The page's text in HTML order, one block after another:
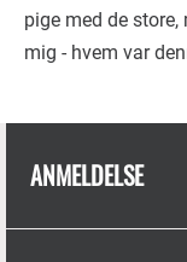
pige med de
mig - hvem var
ANMELDELSE